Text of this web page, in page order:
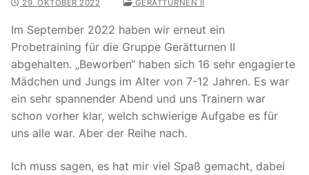
29. OKTOBER 2022 GERÄTTURNEN II
Im September 2022 haben wir erneut ein
Probetraining für die Gruppe Gerätturnen II
abgehalten. „Beworben“ haben sich 16 sehr engagierte
Mädchen und Jungs im Alter von 7-12 Jahren. Es war
ein sehr spannender Abend und uns Trainern war
schon vorher klar, welch schwierige Aufgabe es für
uns alle war. Aber der Reihe nach.
Ich muss sagen, es hat mir viel Spaß gemacht, dabei